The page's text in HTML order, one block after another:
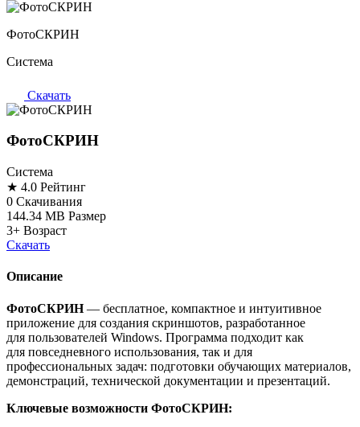
ФотоСКРИН
Система
Скачать
ФотоСКРИН
Система
★ 4.0 Рейтинг
0 Скачивания
144.34 MB Размер
3+ Возраст
Скачать
Описание
ФотоСКРИН— бесплатное, компактное и интуитивное
приложение для создания скриншотов, разработанное
для пользователей Windows. Программа подходит как
для повседневного использования, так и для
профессиональных задач: подготовки обучающих материалов,
демонстраций, технической документации и презентаций.
Ключевые возможности ФотоСКРИН: